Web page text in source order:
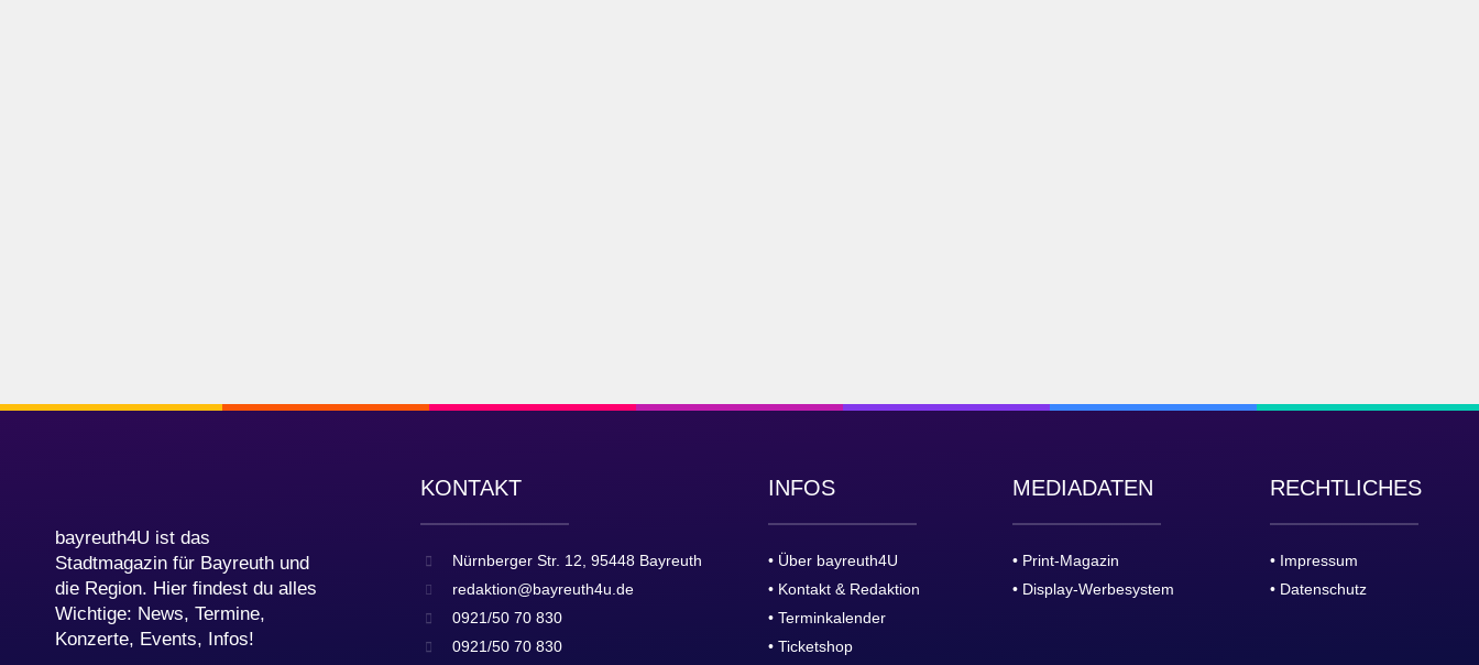
bayreuth4U ist das
Stadtmagazin für Bayreuth und
die Region. Hier findest du alles
Wichtige: News, Termine,
Konzerte, Events, Infos!
KONTAKT
Nürnberger Str. 12, 95448 Bayreuth
redaktion@bayreuth4u.de
0921/50 70 830
0921/50 70 830
INFOS
• Über bayreuth4U
• Kontakt & Redaktion
• Terminkalender
• Ticketshop
MEDIADATEN
• Print-Magazin
• Display-Werbesystem
RECHTLICHES
• Impressum
• Datenschutz